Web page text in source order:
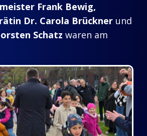
Frank Bewig,
Dr. Carola Brückner und
Schatz waren am